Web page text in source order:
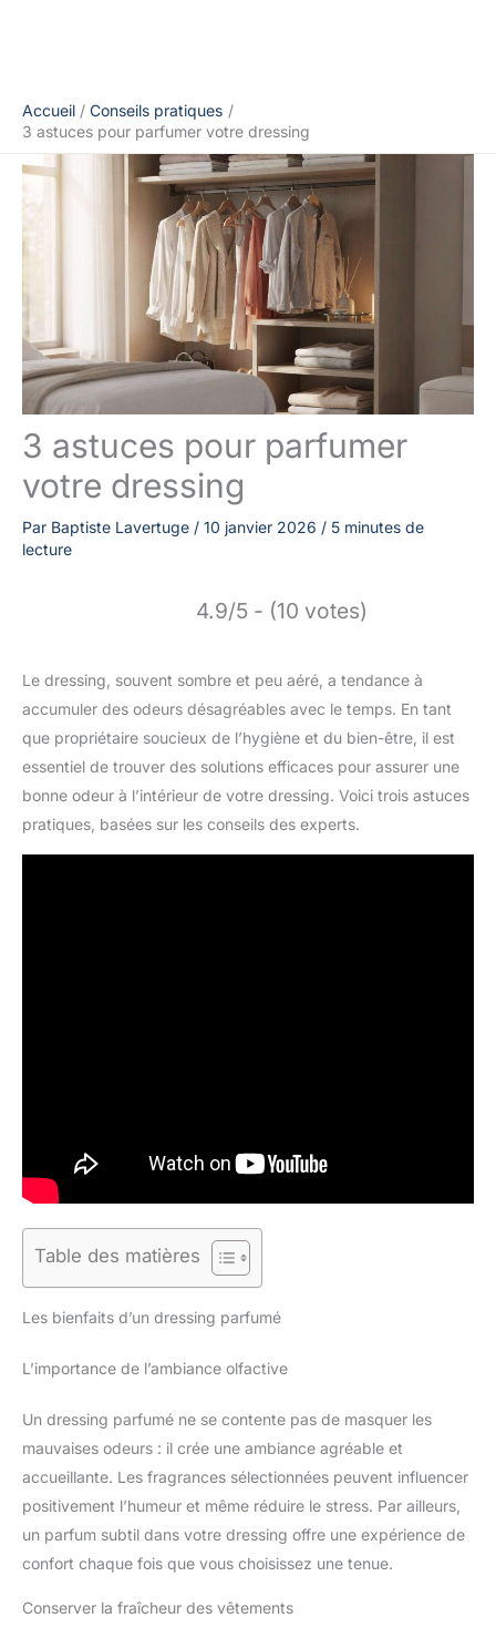
Accueil
Conseils pratiques
3 astuces pour parfumer votre dressing
3 astuces pour parfumer
votre dressing
Par Baptiste Lavertuge / 10 janvier 2026 / 5 minutes de
lecture
4.9/5 - (10 votes)
Le dressing, souvent sombre et peu aéré, a tendance à
accumuler des odeurs désagréables avec le temps. En tant
que propriétaire soucieux de l’hygiène et du bien-être, il est
essentiel de trouver des solutions efficaces pour assurer une
bonne odeur à l’intérieur de votre dressing. Voici trois astuces
pratiques, basées sur les conseils des experts.
Table des matières
Les bienfaits d’un dressing parfumé
L’importance de l’ambiance olfactive
Un dressing parfumé ne se contente pas de masquer les
mauvaises odeurs : il crée une ambiance agréable et
accueillante. Les fragrances sélectionnées peuvent influencer
positivement l’humeur et même réduire le stress. Par ailleurs,
un parfum subtil dans votre dressing offre une expérience de
confort chaque fois que vous choisissez une tenue.
Conserver la fraîcheur des vêtements